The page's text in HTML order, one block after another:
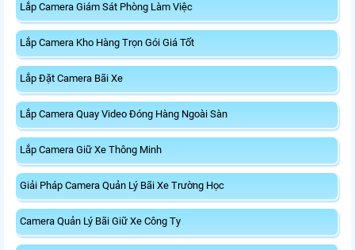
Lắp Camera Giám Sát Phòng Làm Việc
Lắp Camera Kho Hàng Trọn Gói Giá Tốt
Lắp Đặt Camera Bãi Xe
Lắp Camera Quay Video Đóng Hàng Ngoài Sàn
Lắp Camera Giữ Xe Thông Minh
Giải Pháp Camera Quản Lý Bãi Xe Trường Học
Camera Quản Lý Bãi Giữ Xe Công Ty